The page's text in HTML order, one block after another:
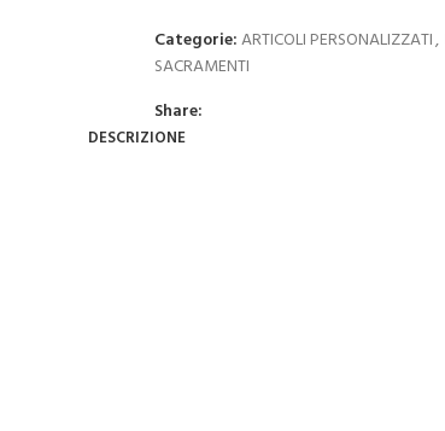
Categorie:ARTICOLI PERSONALIZZATI,
SACRAMENTI
Share:
DESCRIZIONE